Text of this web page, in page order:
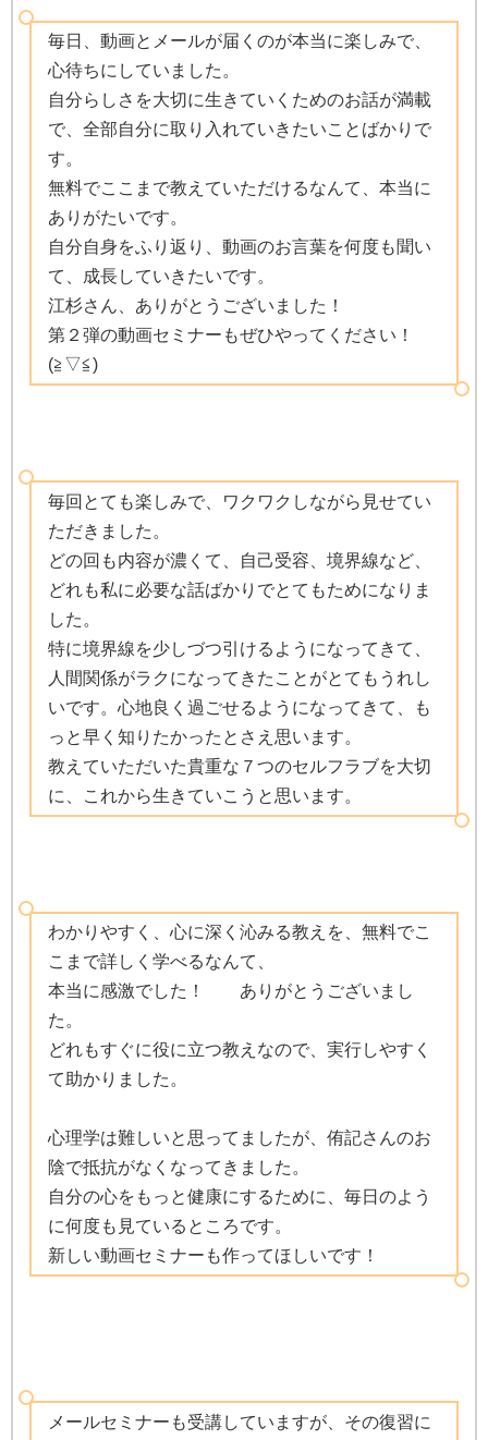
毎日、動画とメールが届くのが本当に楽しみで、
心待ちにしていました。
自分らしさを大切に生きていくためのお話が満載
で、全部自分に取り入れていきたいことばかりで
す。
無料でここまで教えていただけるなんて、本当に
ありがたいです。
自分自身をふり返り、動画のお言葉を何度も聞い
て、成長していきたいです。
江杉さん、ありがとうございました！
第２弾の動画セミナーもぜひやってください！
(≧▽≦)
毎回とても楽しみで、ワクワクしながら見せてい
ただきました。
どの回も内容が濃くて、自己受容、境界線など、
どれも私に必要な話ばかりでとてもためになりま
した。
特に境界線を少しづつ引けるようになってきて、
人間関係がラクになってきたことがとてもうれし
いです。心地良く過ごせるようになってきて、も
っと早く知りたかったとさえ思います。
教えていただいた貴重な７つのセルフラブを大切
に、これから生きていこうと思います。
わかりやすく、心に深く沁みる教えを、無料でこ
こまで詳しく学べるなんて、
本当に感激でした！ ありがとうございまし
た。
どれもすぐに役に立つ教えなので、実行しやすく
て助かりました。
心理学は難しいと思ってましたが、侑記さんのお
陰で抵抗がなくなってきました。
自分の心をもっと健康にするために、毎日のよう
に何度も見ているところです。
新しい動画セミナーも作ってほしいです！
メールセミナーも受講していますが、その復習に